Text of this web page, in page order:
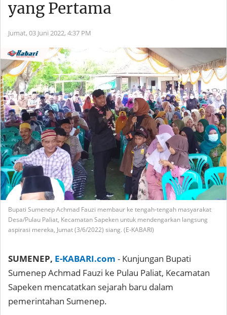
yang Pertama
Jumat, 03 Juni 2022, 4:37 PM
Bupati Sumenep Achmad Fauzi membaur ke tengah-tengah masyarakat
Desa/Pulau Paliat, Kecamatan Sapeken untuk mendengarkan langsung
aspirasi mereka, Jumat (3/6/2022) siang. (E-KABARI)
SUMENEP, E-KABARI.com - Kunjungan Bupati
Sumenep Achmad Fauzi ke Pulau Paliat, Kecamatan
Sapeken mencatatkan sejarah baru dalam
pemerintahan Sumenep.